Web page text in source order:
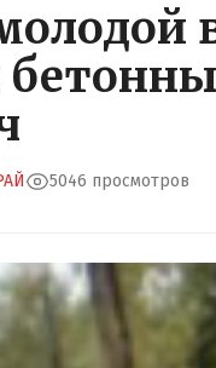
5046 просмотров